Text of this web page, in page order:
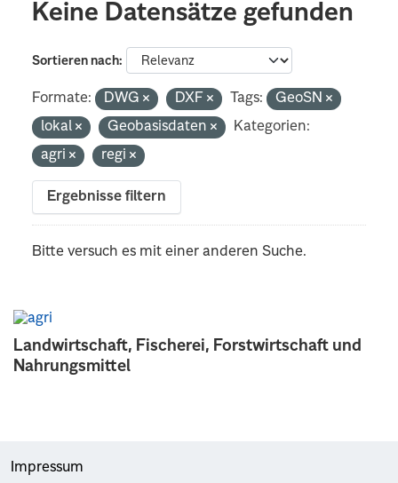
Landwirtschaft, Fischerei, Forstwirtschaft und
Nahrungsmittel
Keine Datensätze gefunden
Sortieren nach
Formate: DWG DXF Tags:
GeoSN
lokal
Geobasisdaten
Kategorien:
agri
regi
Ergebnisse filtern
Bitte versuch es mit einer anderen Suche.
Impressum